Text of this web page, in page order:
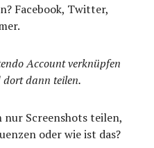
Facebook, Twitter,
Account verknüpfen
dann teilen.
Screenshots teilen,
oder wie ist das?